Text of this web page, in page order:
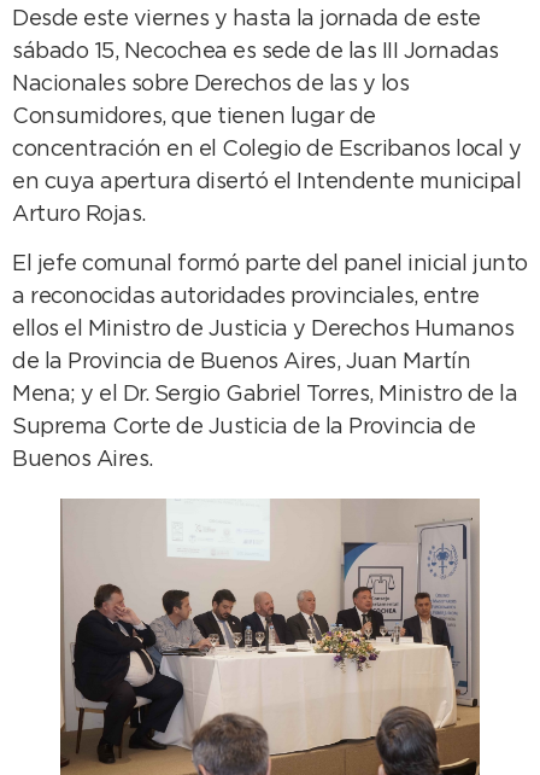
Desde este viernes y hasta la jornada de este
sábado 15, Necochea es sede de las III Jornadas
Nacionales sobre Derechos de las y los
Consumidores, que tienen lugar de
concentración en el Colegio de Escribanos local y
en cuya apertura disertó el Intendente municipal
Arturo Rojas.
El jefe comunal formó parte del panel inicial junto
a reconocidas autoridades provinciales, entre
ellos el Ministro de Justicia y Derechos Humanos
de la Provincia de Buenos Aires, Juan Martín
Mena; y el Dr. Sergio Gabriel Torres, Ministro de la
Suprema Corte de Justicia de la Provincia de
Buenos Aires.